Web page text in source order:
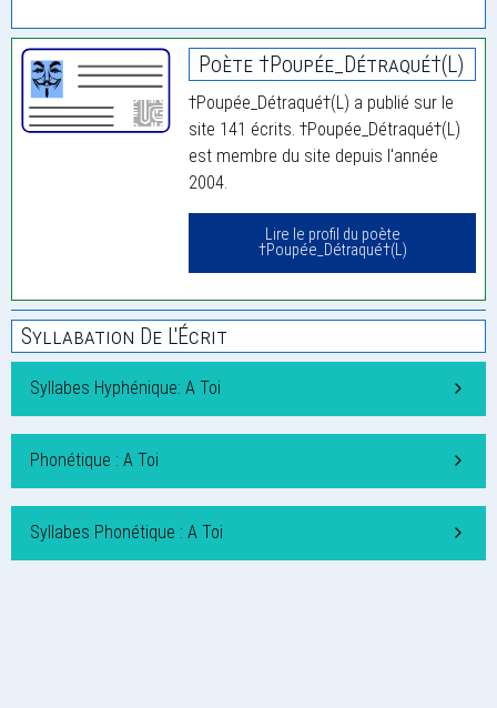
Poète †Poupée_Détraqué†(L)
†Poupée_Détraqué†(L) a publié sur le
site 141 écrits. †Poupée_Détraqué†(L)
est membre du site depuis l'année
2004.
Lire le profil du poète
†Poupée_Détraqué†(L)
Syllabation De L'Écrit
Syllabes Hyphénique: A Toi
Phonétique : A Toi
Syllabes Phonétique : A Toi